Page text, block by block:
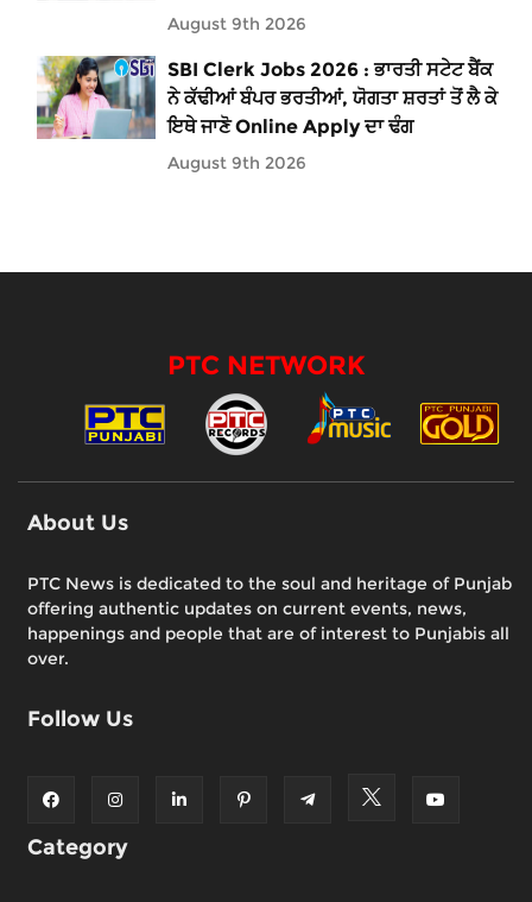
August 9th 2026
SBI Clerk Jobs 2026 : ਭਾਰਤੀ ਸਟੇਟ ਬੈਂਕ
ਨੇ ਕੱਢੀਆਂ ਬੰਪਰ ਭਰਤੀਆਂ, ਯੋਗਤਾ ਸ਼ਰਤਾਂ ਤੋਂ ਲੈ ਕੇ
ਇਥੇ ਜਾਣੋ Online Apply ਦਾ ਢੰਗ
August 9th 2026
PTC NETWORK
About Us
PTC News is dedicated to the soul and heritage of Punjab
offering authentic updates on current events, news,
happenings and people that are of interest to Punjabis all
over.
Follow Us
Category